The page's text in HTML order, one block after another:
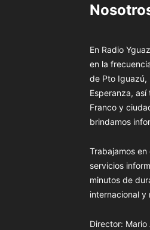
En Radio
en la
de Pto Iguazú,
Esperanza,
Franco y
brindamos
Trabajamos
servicios
minutos de
internacional y
Director: